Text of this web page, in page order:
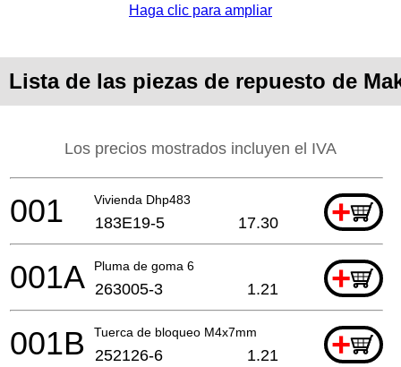
Haga clic para ampliar
Lista de las piezas de repuesto de
Los precios mostrados incluyen el IVA
Vivienda Dhp483 +
001 183E19-5 17.30
Pluma de goma 6 +
001A 263005-3 1.21
Tuerca de bloqueo M4x7mm +
001B 252126-6 1.21